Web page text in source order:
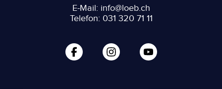
E-Mail: info@loeb.ch
Telefon: 031 320 71 11